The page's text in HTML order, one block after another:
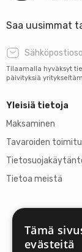
Saa uusimmat
Tilaamalla hyväksyt
päivityksiä
Yleisiä tietoja
Maksaminen
Tavaroiden
Tietoa meistä
Tämä
evästeitä